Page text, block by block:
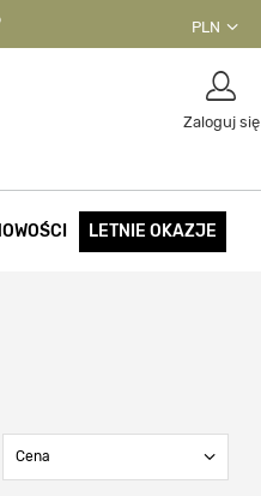
PLN
Zaloguj się
LETNIE OKAZJE
Cena